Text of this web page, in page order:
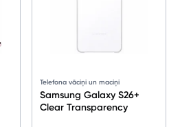
Telefona vāciņi un maciņi
Samsung Galaxy S26+
Clear Transparency